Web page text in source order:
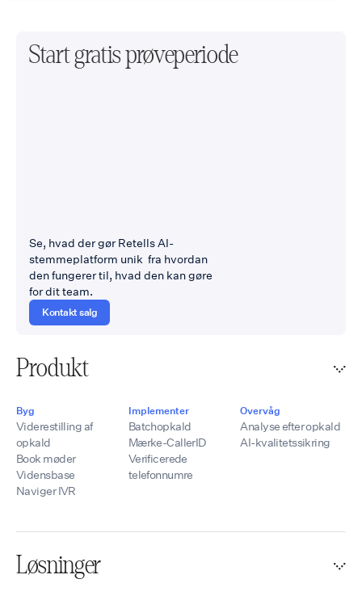
Start gratis prøveperiode
Se, hvad der gør Retells AI-
stemmeplatform unik fra hvordan
den fungerer til, hvad den kan gøre
for dit team.
Kontakt salg
Produkt
Byg
Viderestilling af
opkald
Book møder
Vidensbase
Naviger IVR
Implementer
Batchopkald
Mærke-CallerID
Verificerede
telefonnumre
Overvåg
Analyse efter opkald
AI-kvalitetssikring
Løsninger